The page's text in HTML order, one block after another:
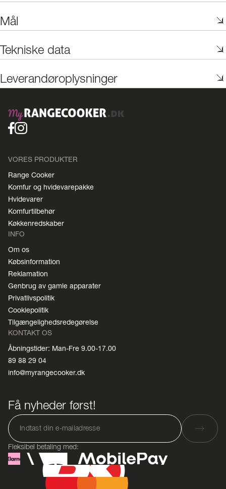
Mål
Tekniske data
Leverandøroplysninger
VORES PRODUKTER
Range Cooker
Komfur og hvidevarepakke
Hvidevarer
Komfurtilbehør
Køkkenredskaber
INFO
Om os
Købsinformation
Reklamation
Genbrug av gamle apparater
Privatlivspolitik
Cookiepolitik
Tilgængelighedsredegørelse
KONTAKT OS
Åbningstider: Man-Fre 9.00-17.00
89 88 29 04
info@myrangecooker.dk
Få nyheder først!
Fleksibel betaling med: